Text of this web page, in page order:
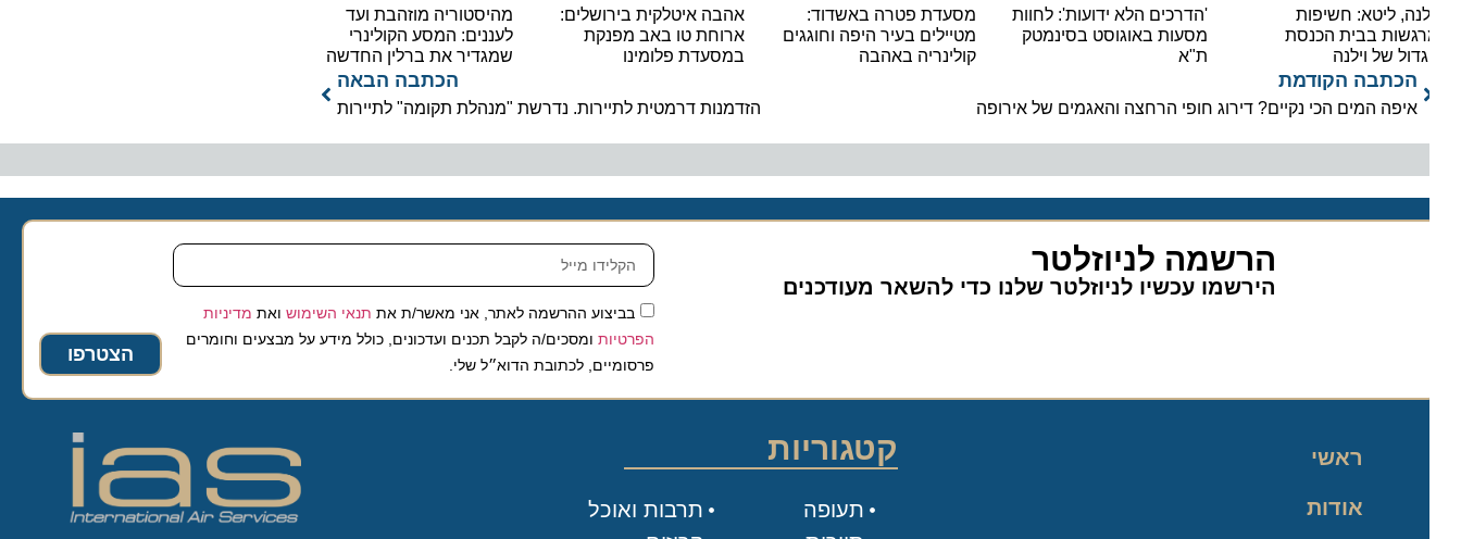
ליטא: חשיפות
בבית הכנסת
של וילנה
'הדרכים הלא ידועות': לחוות
מסעות באוגוסט בסינמטק
מסעדת פטרה באשדוד:
מטיילים בעיר היפה וחוגגים
קולינריה באהבה
אהבה איטלקית בירושלים:
ארוחת טו באב מפנקת
במסעדת פלומינו
מהיסטוריה מוזהבת ועד
לעננים: המסע הקולינרי
שמגדיר את ברלין החדשה
הכתבה הקודמת
איפה המים הכי נקיים? דירוג חופי הרחצה והאגמים של אירופה
הכתבה הבאה
הזדמנות דרמטית לתיירות. נדרשת "מנהלת תקומה" לתיירות
הרשמה לניוזלטר
הירשמו עכשיו לניוזלטר שלנו כדי להשאר מעודכנים
בביצוע ההרשמה לאתר, אני מאשר/ת אתתנאי השימושואת מדיניות
הפרטיותומסכים/ה לקבל תכנים ועדכונים, כולל מידע על מבצעים וחומרים
פרסומיים, לכתובת הדוא״ל שלי.
הצטרפו
ראשי
אודות
קטגוריות
תעופה
תרבות ואוכל